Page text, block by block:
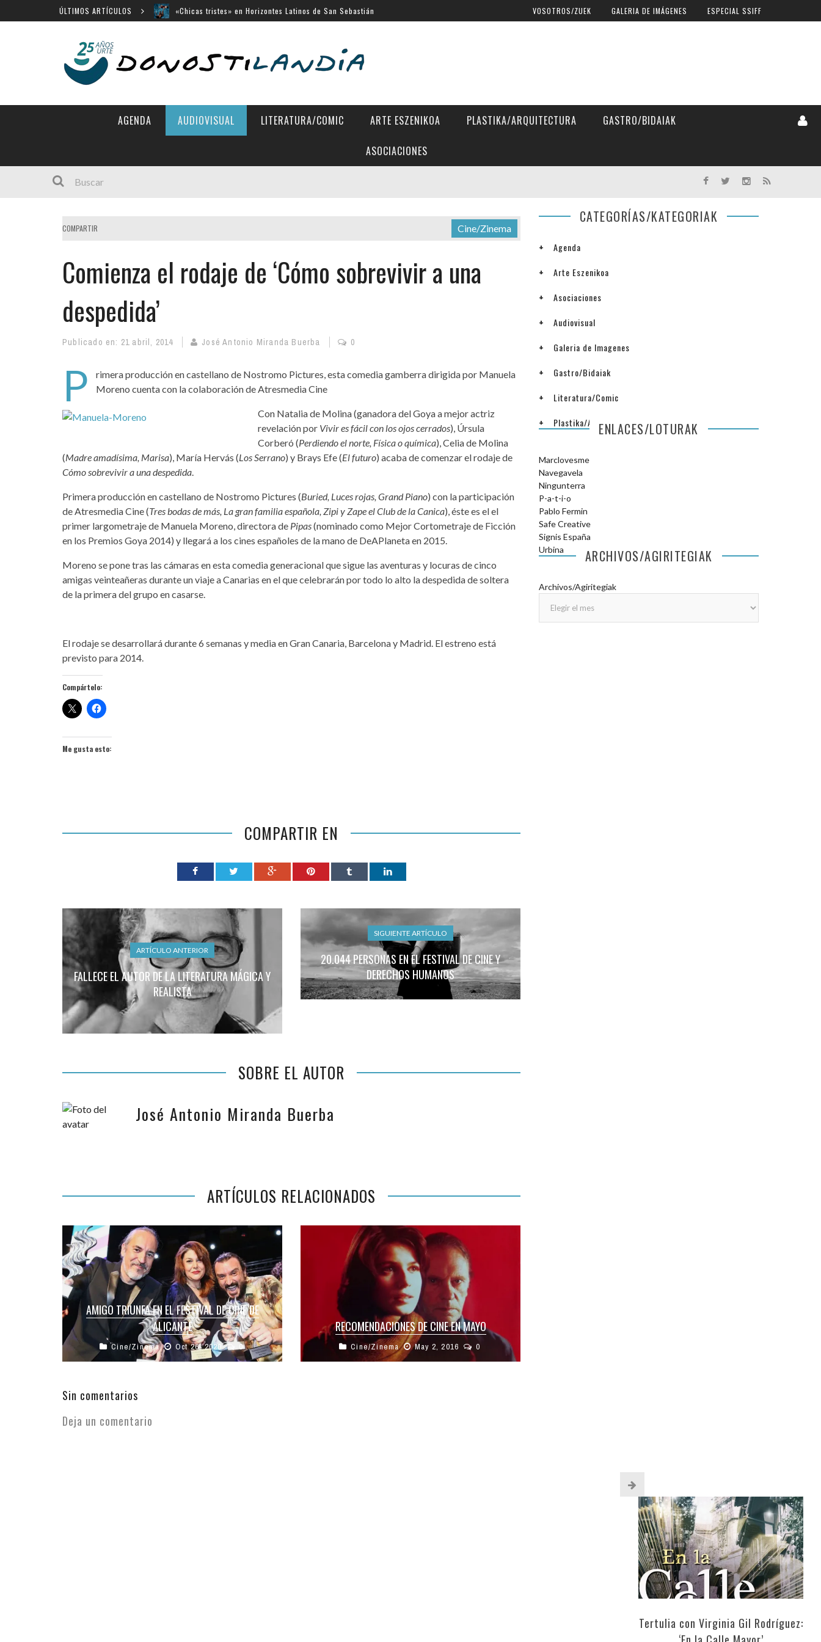
ÚLTIMOS ARTÍCULOS
«Chicas tristes» en Horizontes Latinos de San Sebastián
Menú cerrado en el Victoria Eugenia
14 largometrajes para «New Directors»
VOSOTROS/ZUEK GALERIA DE IMÁGENES ESPECIAL SSIFF
AGENDA AUDIOVISUAL LITERATURA/COMIC ARTE ESZENIKOA PLASTIKA/ARQUITECTURA GASTRO/BIDAIAK
ASOCIACIONES
COMPARTIR Cine/Zinema
Comienza el rodaje de ‘Cómo sobrevivir a una
despedida’
Publicado en: 21 abril, 2014 José Antonio Miranda Buerba 0
P
rimera producción en castellano de Nostromo Pictures, esta comedia gamberra dirigida por Manuela
Moreno cuenta con la colaboración de Atresmedia Cine
Con Natalia de Molina (ganadora del Goya a mejor actriz
revelación por Vivir es fácil con los ojos cerrados), Úrsula
Corberó (Perdiendo el norte, Física o química), Celia de Molina
(Madre amadísima, Marisa), María Hervás (Los Serrano) y Brays Efe (El futuro) acaba de comenzar el rodaje de
Cómo sobrevivir a una despedida.
Primera producción en castellano de Nostromo Pictures (Buried, Luces rojas, Grand Piano) con la participación
de Atresmedia Cine (Tres bodas de más, La gran familia española, Zipi y Zape el Club de la Canica), éste es el el
primer largometraje de Manuela Moreno, directora de Pipas(nominado como Mejor Cortometraje de Ficción
en los Premios Goya 2014) y llegará a los cines españoles de la mano de DeAPlaneta en 2015.
Moreno se pone tras las cámaras en esta comedia generacional que sigue las aventuras y locuras de cinco
amigas veinteañeras durante un viaje a Canarias en el que celebrarán por todo lo alto la despedida de soltera
de la primera del grupo en casarse.
El rodaje se desarrollará durante 6 semanas y media en Gran Canaria, Barcelona y Madrid. El estreno está
previsto para 2014.
Compártelo:
Me gusta esto:
COMPARTIR EN
ARTÍCULO ANTERIOR
FALLECE EL AUTOR DE LA LITERATURA MÁGICA Y
REALISTA
SIGUIENTE ARTÍCULO
20.044 PERSONAS EN EL FESTIVAL DE CINE Y
DERECHOS HUMANOS
SOBRE EL AUTOR
José Antonio Miranda Buerba
ARTÍCULOS RELACIONADOS
AMIGO TRIUNFA EN EL FESTIVAL DE CINE DE
ALICANTE
El Festival de Cine de Alicante dio a conocer el
pasado sábado premios del palmarés de su 17º
Cine/Zinema Oct 26, 2020 0
RECOMENDACIONES DE CINE EN MAYO
Como ciudad cinéfila que es Donostia, siempre
hay mucha oferta fuera del circuito de salas
Cine/Zinema May 2, 2016 0
Sin comentarios
Deja un comentario
CATEGORÍAS/KATEGORIAK
Agenda
Arte Eszenikoa
Asociaciones
Audiovisual
Galeria de Imagenes
Gastro/Bidaiak
Literatura/Comic
Plastika/ArquitecturaENLACES/LOTURAK
Marclovesme
Navegavela
Ningunterra
P-a-t-i-o
Pablo Fermin
Safe Creative
Signis España
Urbina
ARCHIVOS/AGIRITEGIAK
Archivos/Agiritegiak
Tertulia con Virginia Gil Rodríguez: